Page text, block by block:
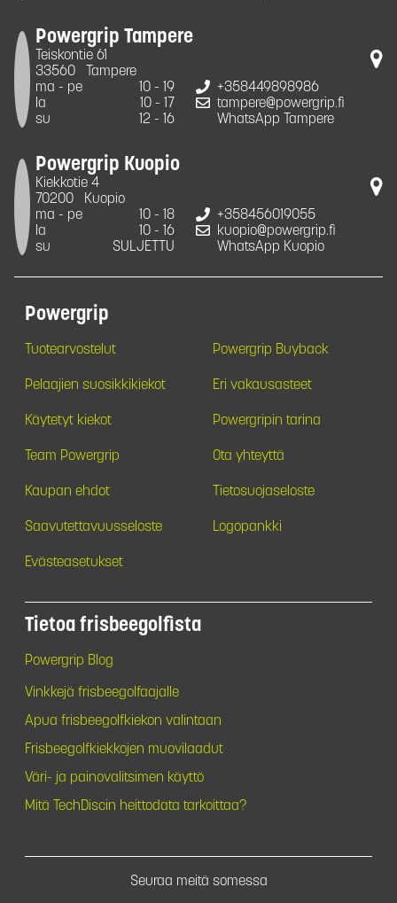
Powergrip Tampere
Teiskontie 61
33560
Tampere
ma - pe
10 - 19
la
10 - 17
su
12 - 16
+358449898986
tampere@powergrip.fi
WhatsApp Tampere
Powergrip Kuopio
Kiekkotie 4
70200
Kuopio
ma - pe
10 - 18
la
10 - 16
su
SULJETTU
+358456019055
kuopio@powergrip.fi
WhatsApp Kuopio
Powergrip
Tuotearvostelut Powergrip Buyback
Pelaajien suosikkikiekot Eri vakausasteet
Käytetyt kiekot Powergripin tarina
Team Powergrip Ota yhteyttä
Kaupan ehdot Tietosuojaseloste
Saavutettavuusseloste Logopankki
Evästeasetukset
Tietoa frisbeegolfista
Powergrip Blog
Vinkkejä frisbeegolfaajalle
Apua frisbeegolfkiekon valintaan
Frisbeegolfkiekkojen muovilaadut
Väri- ja painovalitsimen käyttö
Mitä TechDiscin heittodata tarkoittaa?
Seuraa meitä somessa